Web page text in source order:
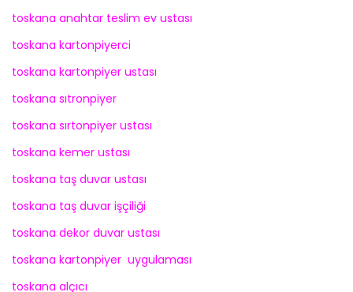
toskana anahtar teslim ev ustası
toskana kartonpiyerci
toskana kartonpiyer ustası
toskana sıtronpiyer
toskana sırtonpiyer ustası
toskana kemer ustası
toskana taş duvar ustası
toskana taş duvar işçiliği
toskana dekor duvar ustası
toskana kartonpiyer uygulaması
toskana alçıcı